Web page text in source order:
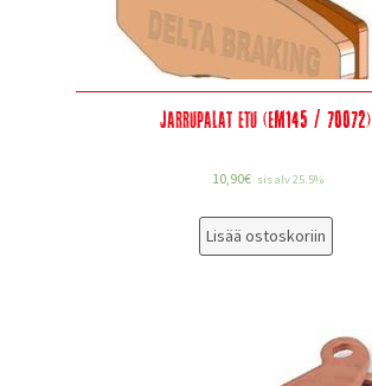
Jarrupalat etu (EM145 / 70072)
10,90€ sis alv 25.5%
Lisää ostoskoriin